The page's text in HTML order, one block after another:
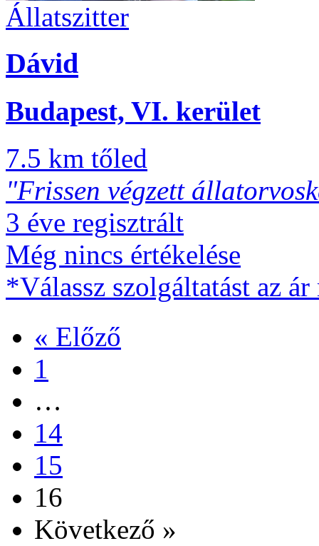
Állatszitter
Dávid
Budapest, VI. kerület
7.5 km tőled
"Frissen végzett
3 éve regisztrált
Még nincs értékelése
*Válassz szolgáltatást az
« Előző
1
…
14
15
16
Következő »